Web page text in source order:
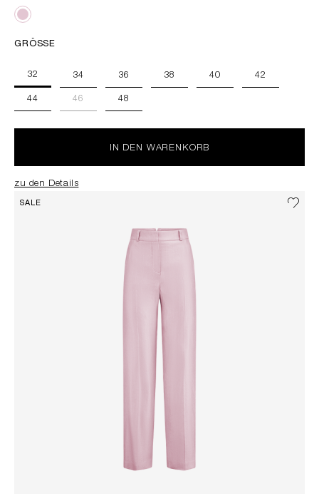
GRÖSSE
32 34 36 38 40 42
44 46 48
IN DEN WARENKORB
zu den Details
SALE